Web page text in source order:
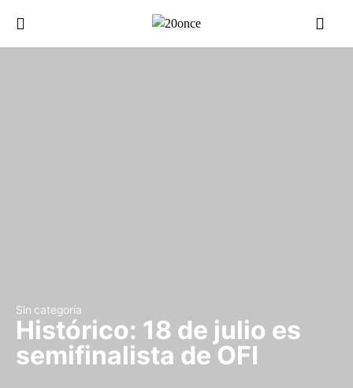
Sin categoría
Histórico: 18 de julio es
semifinalista de OFI